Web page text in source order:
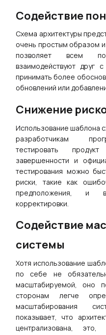
Содействие
Схема архитектуры
очень простым образом
позволяет всем
взаимодействуют друг
принимать более
обновлений или
Снижение
Использование шаблона
разработчикам
тестировать
завершенности и
тестирования можно
риски, такие как
предположения, и
корректировки.
Содействие
системы
Хотя использование
по себе не
масштабируемой, оно
сторонам легче
масштабирования
показывает, что
централизована,